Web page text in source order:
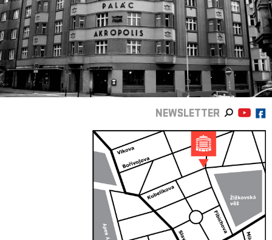
NEWSLETTER